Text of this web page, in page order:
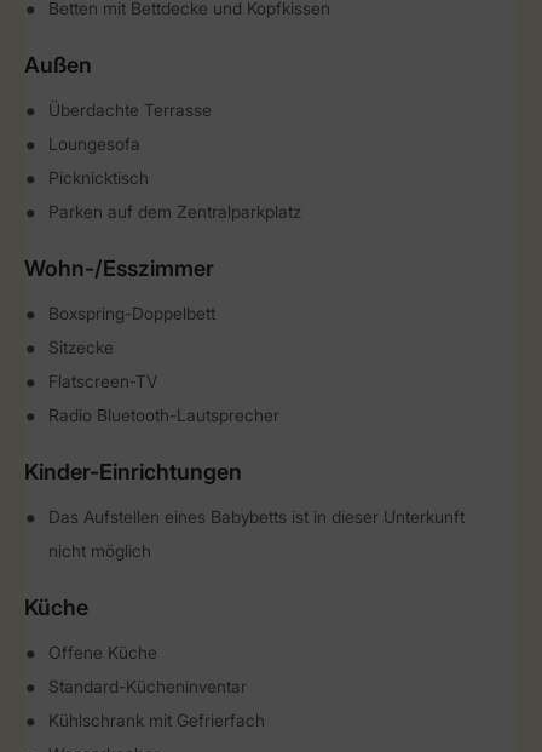
Betten mit Bettdecke und Kopfkissen
Außen
Überdachte Terrasse
Loungesofa
Picknicktisch
Parken auf dem Zentralparkplatz
Wohn-/Esszimmer
Boxspring-Doppelbett
Sitzecke
Flatscreen-TV
Radio Bluetooth-Lautsprecher
Kinder-Einrichtungen
Das Aufstellen eines Babybetts ist in dieser Unterkunft
nicht möglich
Küche
Offene Küche
Standard-Kücheninventar
Kühlschrank mit Gefrierfach